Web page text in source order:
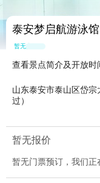
泰安梦启航游泳馆
暂无点评
查看景点简介及开放时
山东泰安市泰山区岱
过）
暂无报价
暂无门票预订，我们正